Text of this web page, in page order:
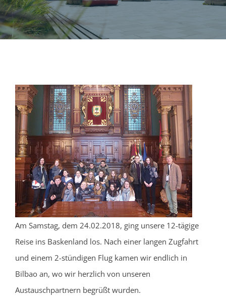
Am Samstag, dem 24.02.2018, ging unsere 12-tägige
Reise ins Baskenland los. Nach einer langen Zugfahrt
und einem 2-stündigen Flug kamen wir endlich in
Bilbao an, wo wir herzlich von unseren
Austauschpartnern begrüßt wurden.